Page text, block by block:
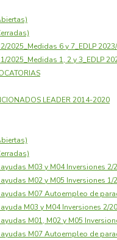
2025_Medidas 6 y 7_EDLP
2025_Medidas 1, 2 y 3_EDLP
LEADER 2014-2020
M03 y M04 Inversiones 2/
M02 y M05 Inversiones 1/
M07 Autoempleo de
M03 y M04 Inversiones 2/
M01, M02 y M05
M07 Autoempleo de